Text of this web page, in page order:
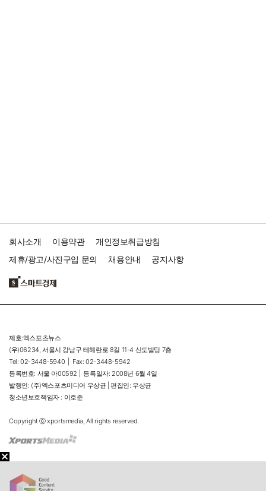
회사소개 이용약관
개인정보취급방침
제휴/광고/사진구입 문의
채용안내 공지사항
제호:엑스포츠뉴스
(우)06234, 서울시 강남구 테헤란로 8길 11-4 신도빌딩 7층
Tel: 02-3448-5940 |
Fax: 02-3448-5942
등록번호: 서울 아00592 |
등록일자: 2008년 6월 4일
발행인: (주)엑스포츠미디어 우상균 | 편집인: 우상균
청소년보호책임자 : 이호준
Copyright ⓒ xportsmedia, All rights reserved.